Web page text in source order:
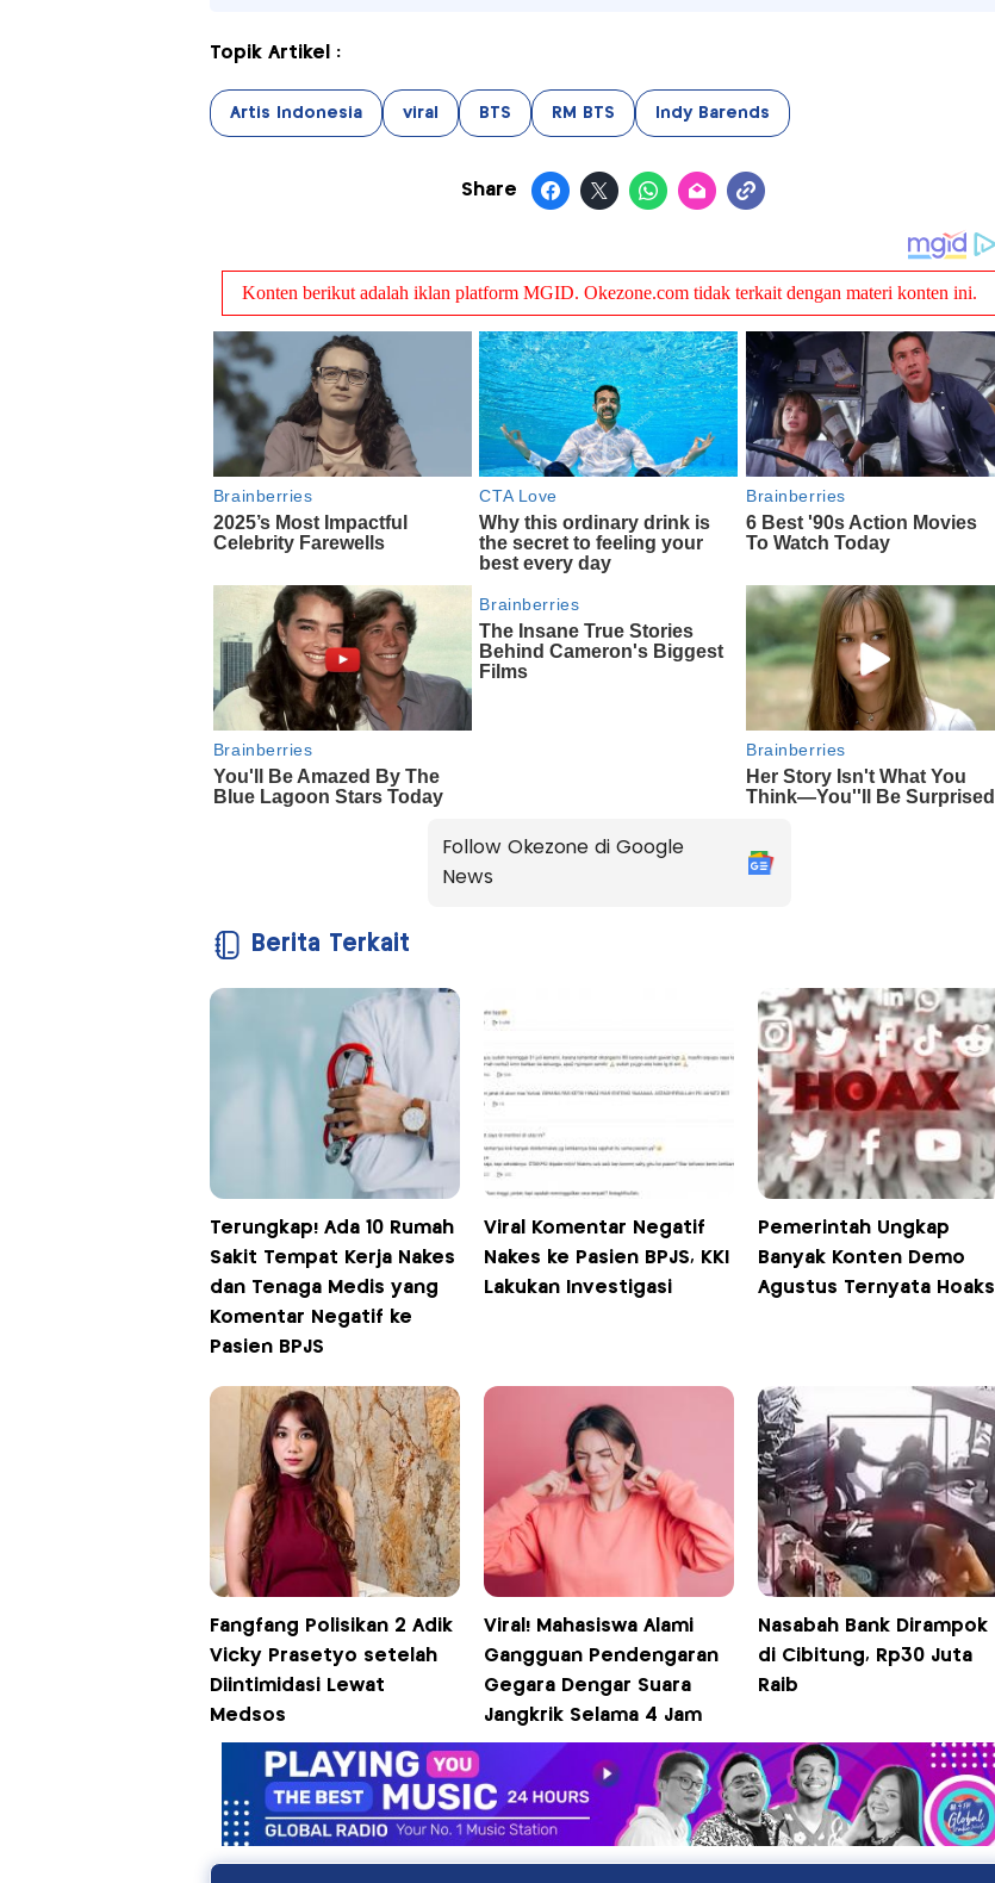
Topik Artikel :
Artis Indonesia viral BTS RM BTS Indy Barends
Share
Follow Okezone di Google
News
Berita Terkait
Terungkap! Ada 10 Rumah
Sakit Tempat Kerja Nakes
dan Tenaga Medis yang
Komentar Negatif ke
Pasien BPJS
Viral Komentar Negatif
Nakes ke Pasien BPJS, KKI
Lakukan Investigasi
Pemerintah Ungkap
Banyak Konten Demo
Agustus Ternyata Hoaks
Fangfang Polisikan 2 Adik
Vicky Prasetyo setelah
Diintimidasi Lewat
Medsos
Viral! Mahasiswa Alami
Gangguan Pendengaran
Gegara Dengar Suara
Jangkrik Selama 4 Jam
Nasabah Bank Dirampok
di Cibitung, Rp30 Juta
Raib